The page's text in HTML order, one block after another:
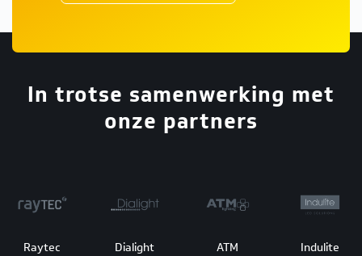
In trotse samenwerking met
onze partners
Raytec Dialight
ATM
Indulite